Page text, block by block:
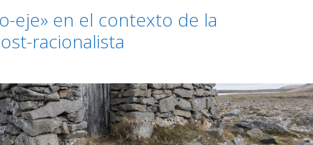
eje» en el contexto de la
racionalista